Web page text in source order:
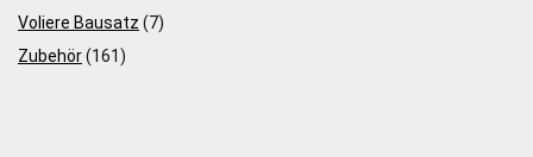
Voliere Bausatz (7)
Zubehör(161)